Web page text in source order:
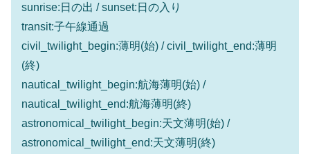
sunrise:日の出 / sunset:日の入り
transit:子午線通過
civil_twilight_begin:薄明(始) / civil_twilight_end:薄明
(終)
nautical_twilight_begin:航海薄明(始) /
nautical_twilight_end:航海薄明(終)
astronomical_twilight_begin:天文薄明(始) /
astronomical_twilight_end:天文薄明(終)